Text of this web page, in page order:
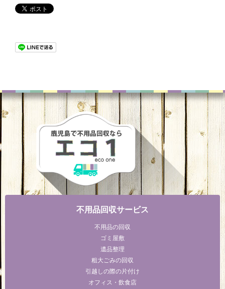
不用品回収サービス
不用品の回収
ゴミ屋敷
遺品整理
粗大ごみの回収
引越しの際の片付け
オフィス・飲食店